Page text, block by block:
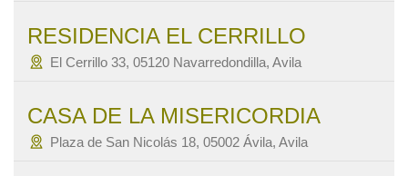
RESIDENCIA EL CERRILLO
El Cerrillo 33, 05120 Navarredondilla, Avila
CASA DE LA MISERICORDIA
Plaza de San Nicolás 18, 05002 Ávila, Avila